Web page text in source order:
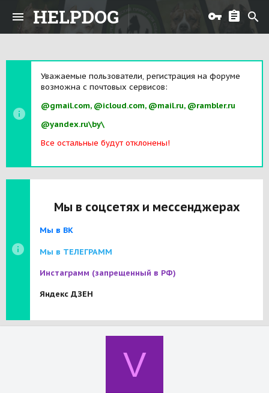
HELPDOG
Уважаемые пользователи, регистрация на форуме
возможна с почтовых сервисов:
@gmail.com, @icloud.com, @mail.ru, @rambler.ru
@yandex.ru\by\
Все остальные будут отклонены!
Мы в соцсетях и мессенджерах
Мы в ВК
Мы в ТЕЛЕГРАММ
Инстаграмм (запрещенный в РФ)
Яндекс ДЗЕН
V